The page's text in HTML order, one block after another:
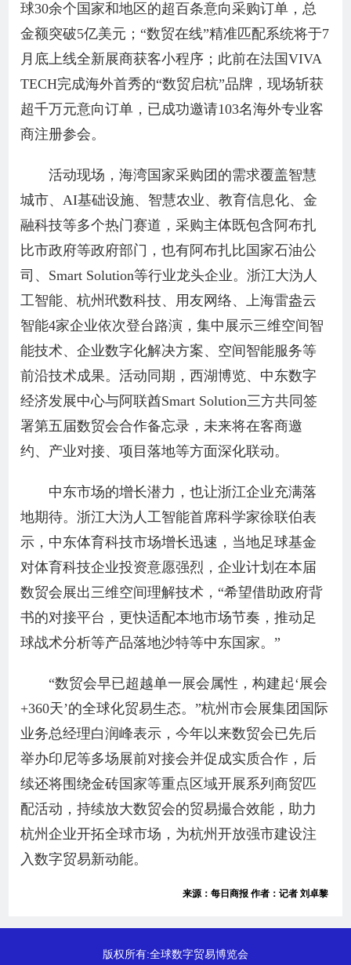
球30余个国家和地区的超百条意向采购订单，总
金额突破5亿美元；“数贸在线”精准匹配系统将于7
月底上线全新展商获客小程序；此前在法国VIVA
TECH完成海外首秀的“数贸启杭”品牌，现场斩获
超千万元意向订单，已成功邀请103名海外专业客
商注册参会。
活动现场，海湾国家采购团的需求覆盖智慧
城市、AI基础设施、智慧农业、教育信息化、金
融科技等多个热门赛道，采购主体既包含阿布扎
比市政府等政府部门，也有阿布扎比国家石油公
司、Smart Solution等行业龙头企业。浙江大沩人
工智能、杭州玳数科技、用友网络、上海雷盎云
智能4家企业依次登台路演，集中展示三维空间智
能技术、企业数字化解决方案、空间智能服务等
前沿技术成果。活动同期，西湖博览、中东数字
经济发展中心与阿联酋Smart Solution三方共同签
署第五届数贸会合作备忘录，未来将在客商邀
约、产业对接、项目落地等方面深化联动。
中东市场的增长潜力，也让浙江企业充满落
地期待。浙江大沩人工智能首席科学家徐联伯表
示，中东体育科技市场增长迅速，当地足球基金
对体育科技企业投资意愿强烈，企业计划在本届
数贸会展出三维空间理解技术，“希望借助政府背
书的对接平台，更快适配本地市场节奏，推动足
球战术分析等产品落地沙特等中东国家。”
“数贸会早已超越单一展会属性，构建起‘展会
+360天’的全球化贸易生态。”杭州市会展集团国际
业务总经理白润峰表示，今年以来数贸会已先后
举办印尼等多场展前对接会并促成实质合作，后
续还将围绕金砖国家等重点区域开展系列商贸匹
配活动，持续放大数贸会的贸易撮合效能，助力
杭州企业开拓全球市场，为杭州开放强市建设注
入数字贸易新动能。
来源：每日商报 作者：记者 刘卓黎
版权所有:全球数字贸易博览会